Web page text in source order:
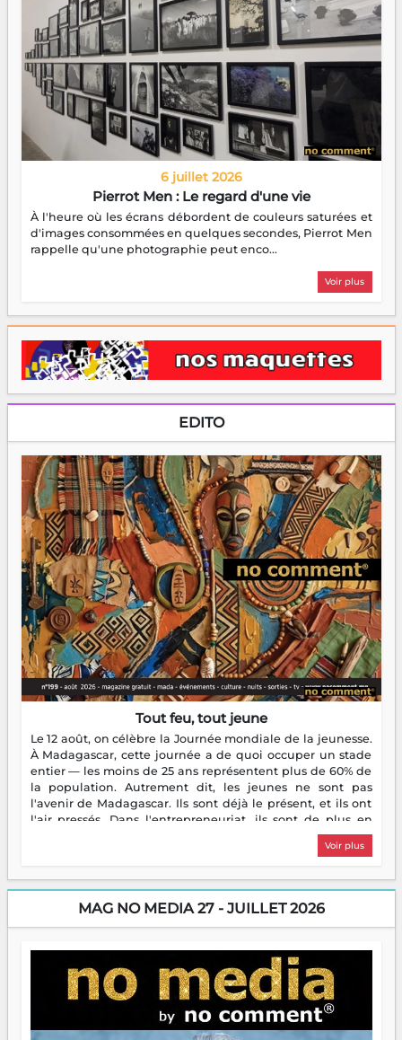
6 juillet 2026
Pierrot Men : Le regard d'une vie
À l'heure où les écrans débordent de couleurs saturées et
d'images consommées en quelques secondes, Pierrot Men
rappelle qu'une photographie peut enco...
Voir plus
EDITO
Tout feu, tout jeune
Le 12 août, on célèbre la Journée mondiale de la jeunesse.
À Madagascar, cette journée a de quoi occuper un stade
entier — les moins de 25 ans représentent plus de 60% de
la population. Autrement dit, les jeunes ne sont pas
l'avenir de Madagascar. Ils sont déjà le présent, et ils ont
l'air pressés. Dans l'entrepreneuriat, ils sont de plus en
plus nombreux à se lancer, à créer, à risquer — souvent
sans filet, souvent sans aide, mais toujours avec cette
dorment vraiment la nuit. En culture, les nouvelles sont
encore meilleures. Aina Rasamoelina vient de décrocher le
Prix RFI Instrumental Afrique. Miangaly Elia rafle le Prix
jeunes qui tiennent la torche. Alors oui, on pourrait
s'arrêter là, applaudir et rentrer chez soi satisfait. Mais ce
serait passer à côté d'une chose essentielle. La fougue, ça
brûle fort — et parfois, ça brûle vite. Une flamme sans
direction peut éclairer autant qu'elle peut consumer. C'est
là que les aînés entrent en scène — pas pour reprendre le
Voir plus
MAG NO MEDIA 27 - JUILLET 2026